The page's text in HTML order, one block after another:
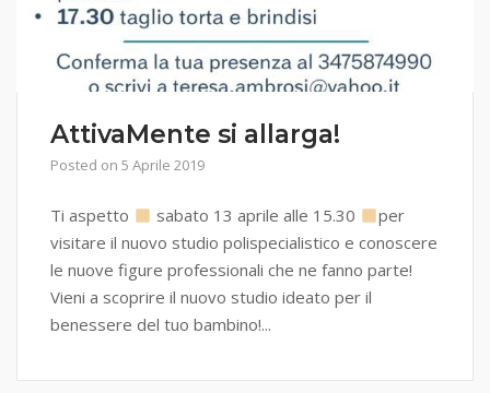
AttivaMente si allarga!
Posted on 5 Aprile 2019
Ti aspetto sabato 13 aprile alle 15.30
per
visitare il nuovo studio polispecialistico e conoscere
le nuove figure professionali che ne fanno parte!
Vieni a scoprire il nuovo studio ideato per il
benessere del tuo bambino!...